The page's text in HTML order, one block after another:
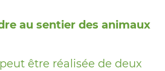
au sentier des animaux
être réalisée de deux